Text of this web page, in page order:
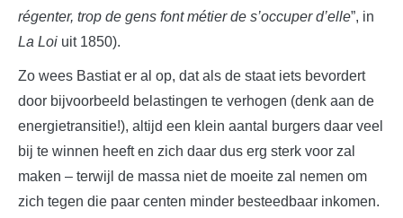
régenter, trop de gens font métier de s’occuper d’elle”, in
La Loi uit 1850).
Zo wees Bastiat er al op, dat als de staat iets bevordert
door bijvoorbeeld belastingen te verhogen (denk aan de
energietransitie!), altijd een klein aantal burgers daar veel
bij te winnen heeft en zich daar dus erg sterk voor zal
maken – terwijl de massa niet de moeite zal nemen om
zich tegen die paar centen minder besteedbaar inkomen.